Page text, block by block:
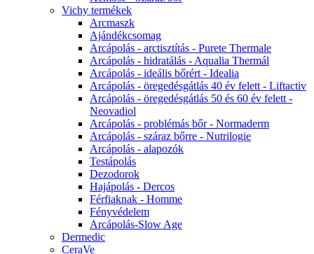
Vichy termékek
Arcmaszk
Ajándékcsomag
Arcápolás - arctisztítás - Purete Thermale
Arcápolás - hidratálás - Aqualia Thermál
Arcápolás - ideális bőrért - Idealia
Arcápolás - öregedésgátlás 40 év felett - Liftactiv
Arcápolás - öregedésgátlás 50 és 60 év felett -
Neovadiol
Arcápolás - problémás bőr - Normaderm
Arcápolás - száraz bőrre - Nutrilogie
Arcápolás - alapozók
Testápolás
Dezodorok
Hajápolás - Dercos
Férfiaknak - Homme
Fényvédelem
Arcápolás-Slow Age
Dermedic
CeraVe